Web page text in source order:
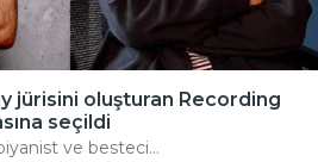
jürisini oluşturan Recording
seçildi
ve besteci...